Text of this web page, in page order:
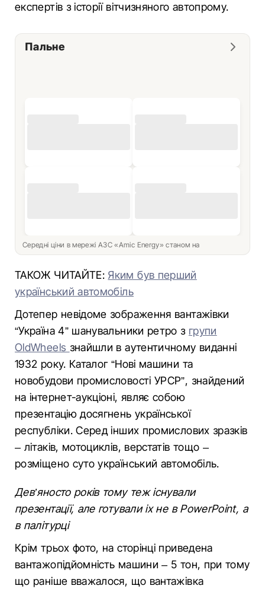
експертів з історії вітчизняного автопрому.
Пальне
Середні ціни в мережі АЗС «Amic Energy» станом на
ТАКОЖ ЧИТАЙТЕ: Яким був перший
український автомобіль
Дотепер невідоме зображення вантажівки
“Україна 4” шанувальники ретро з групи
OldWheels знайшли в аутентичному виданні
1932 року. Каталог “Нові машини та
новобудови промисловості УРСР”, знайдений
на інтернет-аукціоні, являє собою
презентацію досягнень української
республіки. Серед інших промислових зразків
– літаків, мотоциклів, верстатів тощо –
розміщено суто український автомобіль.
Дев’яносто років тому теж існували
презентації, але готували іх не в PowerPoint, а
в палітурці
Крім трьох фото, на сторінці приведена
вантажопідйомність машини – 5 тон, при тому
що раніше вважалося, що вантажівка